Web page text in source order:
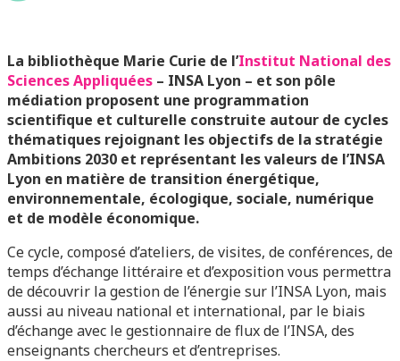
La bibliothèque Marie Curie de l’Institut National des
Sciences Appliquées – INSA Lyon – et son pôle
médiation proposent une programmation
scientifique et culturelle construite autour de cycles
thématiques rejoignant les objectifs de la stratégie
Ambitions 2030 et représentant les valeurs de l’INSA
Lyon en matière de transition énergétique,
environnementale, écologique, sociale, numérique
et de modèle économique.
Ce cycle, composé d’ateliers, de visites, de conférences, de
temps d’échange littéraire et d’exposition vous permettra
de découvrir la gestion de l’énergie sur l’INSA Lyon, mais
aussi au niveau national et international, par le biais
d’échange avec le gestionnaire de flux de l’INSA, des
enseignants chercheurs et d’entreprises.